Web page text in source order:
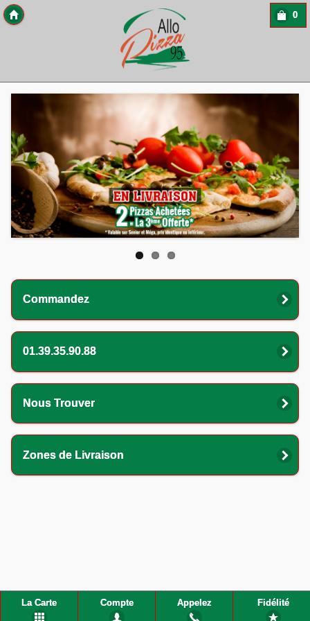
0
Commandez
01.39.35.90.88
Nous Trouver
Zones de Livraison
La Carte Compte Appelez Fidélité
Copyright 2013 Des-Click Com